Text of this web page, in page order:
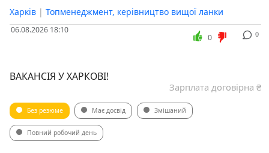
Харків | Топменеджмент, керівництво вищої ланки
06.08.2026 18:10 0
0
ВАКАНСІЯ У ХАРКОВІ!
Зарплата договірна ₴
Без резюме Має досвід Змішаний
Повний робочий день